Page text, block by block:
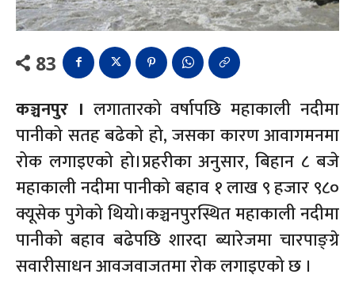
83
कञ्चनपुर । लगातारको वर्षापछि महाकाली नदीमा
पानीको सतह बढेको हो, जसका कारण आवागमनमा
रोक लगाइएको हो।प्रहरीका अनुसार, बिहान ८ बजे
महाकाली नदीमा पानीको बहाव १ लाख ९ हजार ९८०
क्यूसेक पुगेको थियो।कञ्चनपुरस्थित महाकाली नदीमा
पानीको बहाव बढेपछि शारदा ब्यारेजमा चारपाङ्ग्रे
सवारीसाधन आवजवाजतमा रोक लगाइएको छ ।